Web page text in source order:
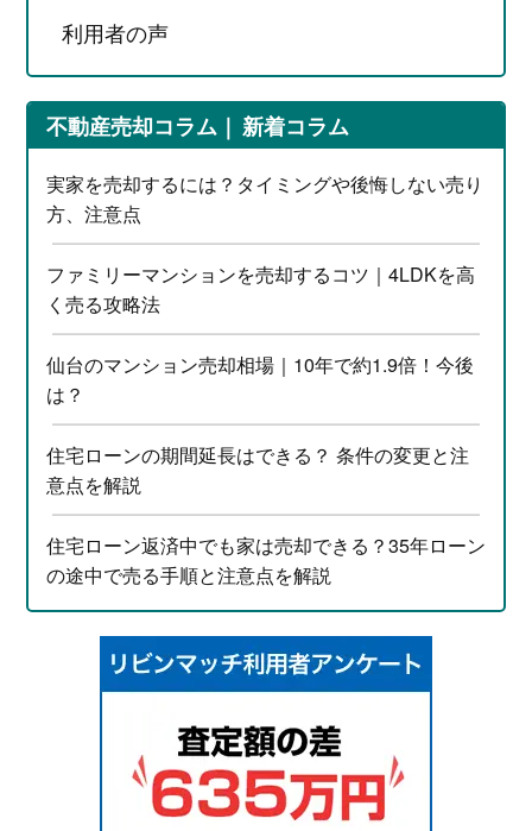
利用者の声
不動産売却コラム 新着コラム
実家を売却するには？タイミングや後悔しない売り
方、注意点
ファミリーマンションを売却するコツ｜4LDKを高
く売る攻略法
仙台のマンション売却相場｜10年で約1.9倍！今後
は？
住宅ローンの期間延長はできる？ 条件の変更と注
意点を解説
住宅ローン返済中でも家は売却できる？35年ローン
の途中で売る手順と注意点を解説